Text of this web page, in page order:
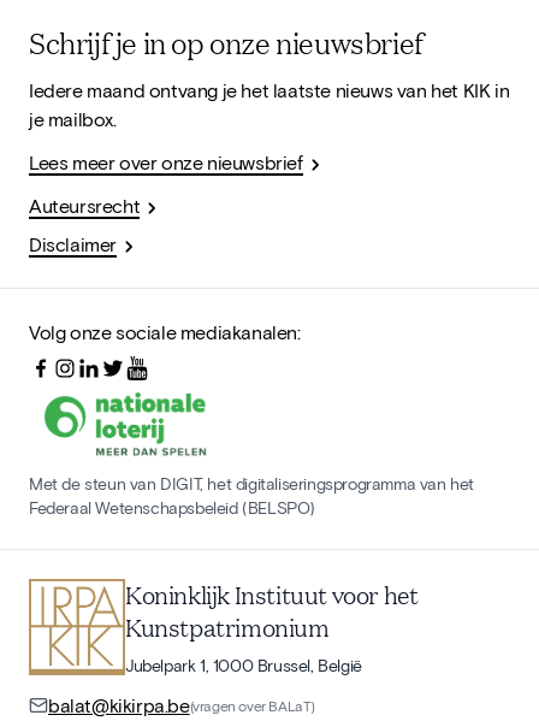
Schrijf je in op onze nieuwsbrief
Iedere maand ontvang je het laatste nieuws van het KIK in
je mailbox.
Lees meer over onze nieuwsbrief
Auteursrecht
Disclaimer
Volg onze sociale mediakanalen:
Met de steun van DIGIT, het digitaliseringsprogramma van het
Federaal Wetenschapsbeleid (BELSPO)
Koninklijk Instituut voor het
Kunstpatrimonium
Jubelpark 1, 1000 Brussel, België
balat@kikirpa.be(vragen over BALaT)